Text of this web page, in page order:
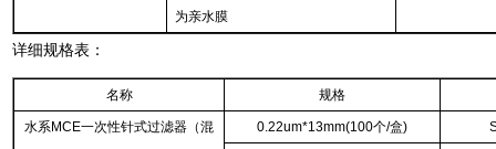
为亲水膜
详细规格表：
名称 规格
水系MCE一次性针式过滤器（混
0.22um*13mm(100个/盒)